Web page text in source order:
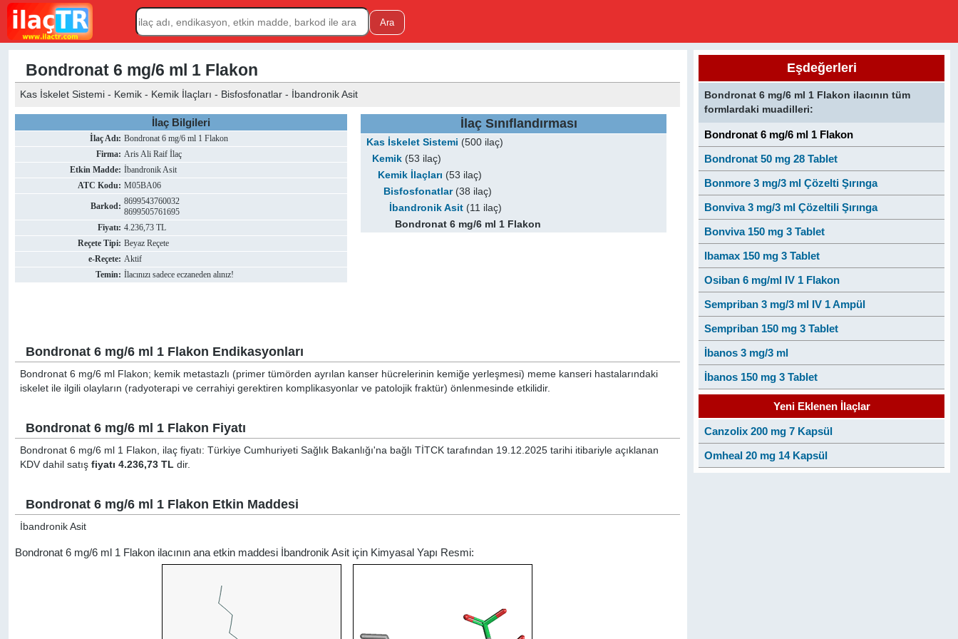
Bondronat 6 mg/6 ml 1 Flakon
Kas İskelet Sistemi - Kemik - Kemik İlaçları - Bisfosfonatlar - İbandronik Asit
İlaç Bilgileri
İlaç Adı: Bondronat 6 mg/6 ml 1 Flakon
Firma: Aris Ali Raif İlaç
Etkin Madde: İbandronik Asit
ATC Kodu: M05BA06
Barkod: 8699543760032
8699505761695
Fiyatı: 4.236,73 TL
Reçete Tipi: Beyaz Reçete
e-Reçete: Aktif
Temin: İlacınızı sadece eczaneden alınız!
İlaç Sınıflandırması
Kas İskelet Sistemi (500 ilaç)
Kemik (53 ilaç)
Kemik İlaçları (53 ilaç)
Bisfosfonatlar(38 ilaç)
İbandronik Asit (11 ilaç)
Bondronat 6 mg/6 ml 1 Flakon
Bondronat 6 mg/6 ml 1 Flakon Endikasyonları
Bondronat 6 mg/6 ml Flakon; kemik metastazlı (primer tümörden ayrılan kanser hücrelerinin kemiğe yerleşmesi) meme kanseri hastalarındaki
iskelet ile ilgili olayların (radyoterapi ve cerrahiyi gerektiren komplikasyonlar ve patolojik fraktür) önlenmesinde etkilidir.
Bondronat 6 mg/6 ml 1 Flakon Fiyatı
Bondronat 6 mg/6 ml 1 Flakon, ilaç fiyatı: Türkiye Cumhuriyeti Sağlık Bakanlığı'na bağlı TİTCK tarafından 19.12.2025 tarihi itibariyle açıklanan
KDV dahil satışfiyatı 4.236,73 TL dir.
Bondronat 6 mg/6 ml 1 Flakon Etkin Maddesi
İbandronik Asit
Bondronat 6 mg/6 ml 1 Flakon ilacının ana etkin maddesi İbandronik Asit için Kimyasal Yapı Resmi:
Eşdeğerleri
Bondronat 6 mg/6 ml 1 Flakon ilacının tüm
formlardaki muadilleri:
Bondronat 6 mg/6 ml 1 Flakon
Bondronat 50 mg 28 Tablet
Bonmore 3 mg/3 ml Çözelti Şırınga
Bonviva 3 mg/3 ml Çözeltili Şırınga
Bonviva 150 mg 3 Tablet
Ibamax 150 mg 3 Tablet
Osiban 6 mg/ml IV 1 Flakon
Sempriban 3 mg/3 ml IV 1 Ampül
Sempriban 150 mg 3 Tablet
İbanos 3 mg/3 ml
İbanos 150 mg 3 Tablet
Yeni Eklenen İlaçlar
Canzolix 200 mg 7 Kapsül
Omheal 20 mg 14 Kapsül